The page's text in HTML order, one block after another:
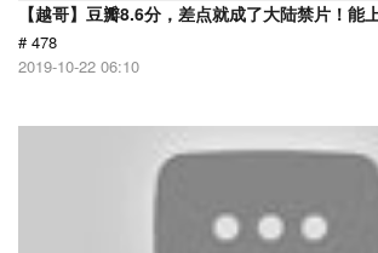
【越哥】豆瓣8.6分，差点就成了大陆禁片！能
# 478
2019-10-22 06:10